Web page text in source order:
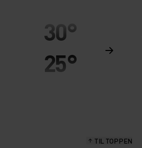
30°
25°
TIL TOPPEN